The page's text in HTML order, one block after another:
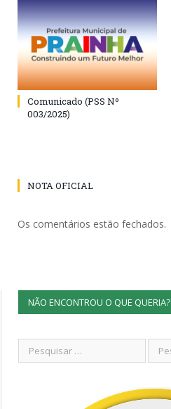
Comunicado (PSS Nº
003/2025)
NOTA OFICIAL
Os comentários estão fechados.
NÃO ENCONTROU O QUE QUERIA?